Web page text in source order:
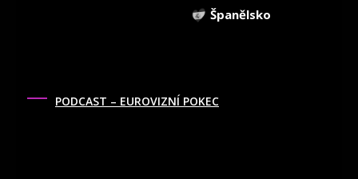
Španělsko
PODCAST – EUROVIZNÍ POKEC